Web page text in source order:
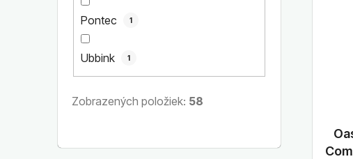
Pontec 1
Ubbink 1
Zobrazených položiek: 58